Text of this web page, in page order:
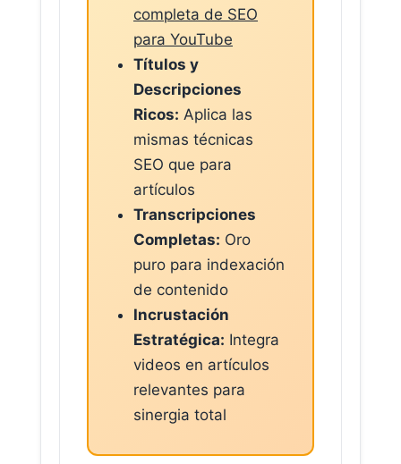
completa de SEO
para YouTube
Títulos y
Descripciones
Ricos: Aplica las
mismas técnicas
SEO que para
artículos
Transcripciones
Completas: Oro
puro para indexación
de contenido
Incrustación
Estratégica: Integra
videos en artículos
relevantes para
sinergia total